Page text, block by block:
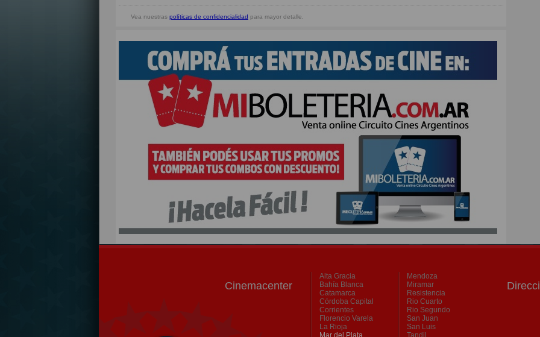
Vea nuestras políticas de confidencialidad para mayor detalle.
Cinemacenter
Mendoza
Miramar
Resistencia
Rio Cuarto
Rio Segundo
San Juan
San Luis
Tandil
Alta Gracia
Bahía Blanca
Catamarca
Córdoba Capital
Corrientes
Florencio Varela
La Rioja
Mar del Plata